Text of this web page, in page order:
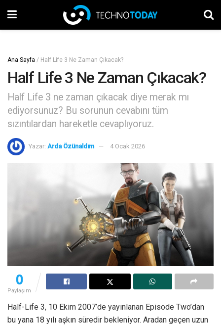
Ana Sayfa / Half Life 3 Ne Zaman Çıkacak?
Half Life 3 Ne Zaman Çıkacak?
Half Life 3 ne zaman çıkacak diye merak mı
ediyorsunuz? Bu sorunun cevabını tüm
sızıntılardan hareketle cevaplıyoruz.
Yazar: Arda Özünaldım 4 Ocak 2026
0
Paylaşım
Half-Life 3, 10 Ekim 2007’de yayınlanan Episode Two’dan
bu yana 18 yılı aşkın süredir bekleniyor. Aradan geçen uzun